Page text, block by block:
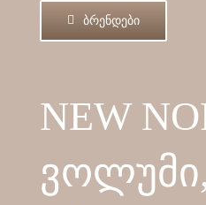
ᲑᲠᲔᲜᲓᲔᲑᲘ
NEW